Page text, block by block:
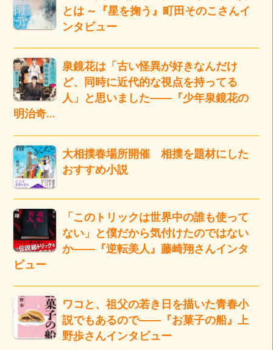
とは ～『星を掬う』町田そのこさんイ
ンタビュー
泉鏡花は「古い怪異が好きなんだけ
ど、同時に近代的な視点を持ってる
人」と思いました――『少年泉鏡花の
明治奇…
大相撲春場所開催 相撲を題材にした
おすすめ小説
「このトリックは世界中の誰も使って
ない」と僕だから気付けたのではない
か――『逆転美人』藤崎翔さんインタ
ビュー
ワコと、祖父の若き日を描いた青春小
説でもあるので――『お菓子の船』上
野歩さんインタビュー